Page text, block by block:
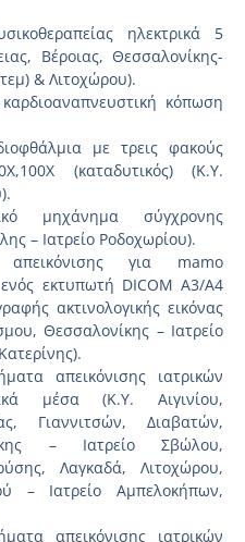
ηλεκτρικά 5
Βέροιας, Θεσσαλονίκης-
& Λιτοχώρου).
κόπωση
με τρεις φακούς
(καταδυτικός) (Κ.Υ.
μηχάνημα σύγχρονης
– Ιατρείο Ροδοχωρίου).
για mamo
εκτυπωτή DICOM A3/A4
ακτινολογικής εικόνας
Θεσσαλονίκης – Ιατρείο
απεικόνισης ιατρικών
μέσα (Κ.Υ. Αιγινίου,
Γιαννιτσών, Διαβατών,
– Ιατρείο Σβώλου,
Λαγκαδά, Λιτοχώρου,
– Ιατρείο Αμπελοκήπων,
απεικόνισης ιατρικών